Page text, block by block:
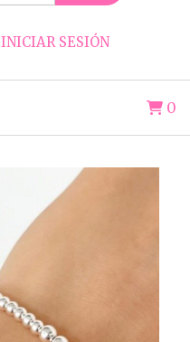
INICIAR SESIÓN
0